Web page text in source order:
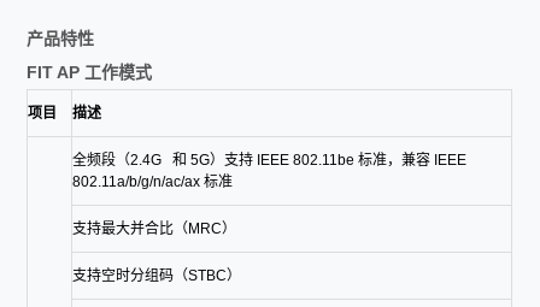
产品特性
FIT AP工作模式
项目 描述
全频段（2.4G 和 5G）支持 IEEE 802.11be 标准，兼容 IEEE
802.11a/b/g/n/ac/ax 标准
支持最大并合比（MRC）
支持空时分组码（STBC）